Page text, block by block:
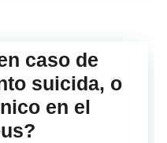
caso de
suicida, o
en el